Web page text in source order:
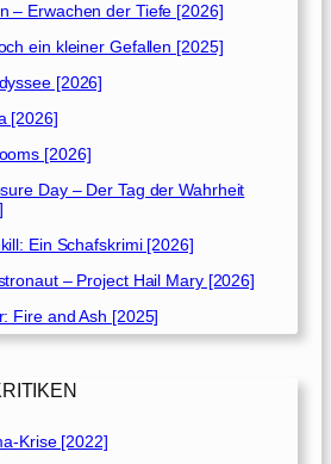
– Erwachen der Tiefe [2026]
ein kleiner Gefallen [2025]
[2026]
[2026]
[2026]
Day – Der Tag der Wahrheit
Ein Schafskrimi [2026]
– Project Hail Mary [2026]
Fire and Ash [2025]
Krise [2022]